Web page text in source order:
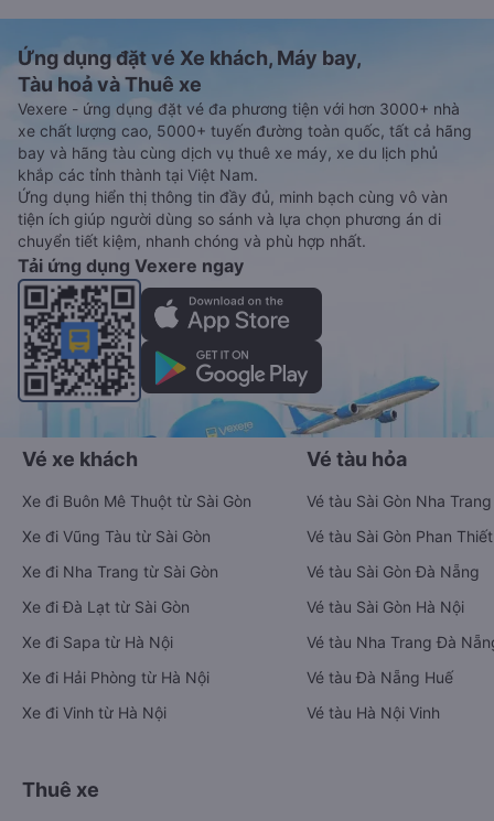
Ứng dụng đặt vé Xe khách, Máy bay,
Tàu hoả và Thuê xe
Vexere - ứng dụng đặt vé đa phương tiện với hơn 3000+ nhà
xe chất lượng cao, 5000+ tuyến đường toàn quốc, tất cả hãng
bay và hãng tàu cùng dịch vụ thuê xe máy, xe du lịch phủ
khắp các tỉnh thành tại Việt Nam.
Ứng dụng hiển thị thông tin đầy đủ, minh bạch cùng vô vàn
tiện ích giúp người dùng so sánh và lựa chọn phương án di
chuyển tiết kiệm, nhanh chóng và phù hợp nhất.
Tải ứng dụng Vexere ngay
Vé xe khách
Xe đi Buôn Mê Thuột từ Sài Gòn
Xe đi Vũng Tàu từ Sài Gòn
Xe đi Nha Trang từ Sài Gòn
Xe đi Đà Lạt từ Sài Gòn
Xe đi Sapa từ Hà Nội
Xe đi Hải Phòng từ Hà Nội
Xe đi Vinh từ Hà Nội
Vé tàu hỏa
Vé tàu Sài Gòn Nha Trang
Vé tàu Sài Gòn Phan Thiết
Vé tàu Sài Gòn Đà Nẵng
Vé tàu Sài Gòn Hà Nội
Vé tàu Nha Trang Đà
Vé tàu Đà Nẵng Huế
Vé tàu Hà Nội Vinh
Thuê xe